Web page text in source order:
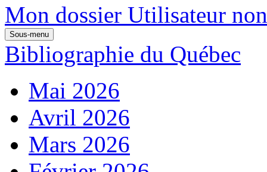
Mon dossier Utilisateur
Sous-menu
Bibliographie du Québec
Mai 2026
Avril 2026
Mars 2026